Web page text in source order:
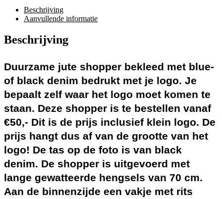
Beschrijving
Aanvullende informatie
Beschrijving
Duurzame jute shopper bekleed met blue-
of black denim bedrukt met je logo. Je
bepaalt zelf waar het logo moet komen te
staan. Deze shopper is te bestellen vanaf
€50,- Dit is de prijs inclusief klein logo. De
prijs hangt dus af van de grootte van het
logo! De tas op de foto is van black
denim. De shopper is uitgevoerd met
lange gewatteerde hengsels van 70 cm.
Aan de binnenzijde een vakje met rits